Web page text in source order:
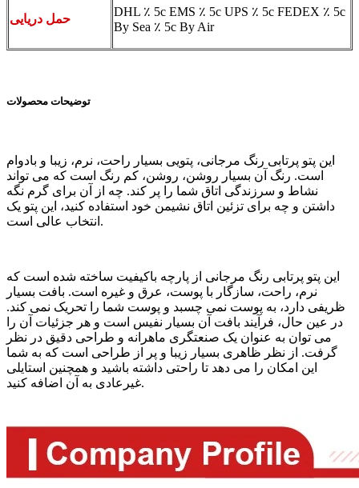
حمل دریایی
DHL ٪ 5c EMS ٪ 5c UPS ٪ 5c FEDEX ٪ 5c
By Sea ٪ 5c By Air
توضیحات محصولات
این پتو پرتابی رنگ مرجانی، پتویی بسیار راحت، نرم، زیبا و بادوام
است. رنگ آن بسیار روشن، روشن، کم رنگ است که می تواند
نشاط و سرزندگی اتاق شما را پر کند. چه از آن برای گرم نگه
داشتن و چه برای تزئین اتاق نشیمن خود استفاده کنید، این پتو یک
انتخاب عالی است.
این پتو پرتابی رنگ مرجانی از پارچه باکیفیت ساخته شده است که
نرم، راحت، سازگار با پوست، عرق و غیره است. بافت بسیار
ظریفی دارد، به پوست نمی چسبد و پوست شما را تحریک نمی کند.
در عین حال، فرآیند بافت آن بسیار نفیس است و هر جزئیات آن را
می توان به عنوان یک صنعتگری ماهرانه و طراحی دقیق در نظر
گرفت. از نظر ظاهری بسیار زیبا و پر از طراحی است که به شما
این امکان را می دهد تا راحتی داشته باشید و همچنین استایلی
غیرعادی به آن اضافه کنید.